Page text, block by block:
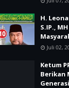
H.
S.IP.,
Juli 02,
Ketum
Berikan